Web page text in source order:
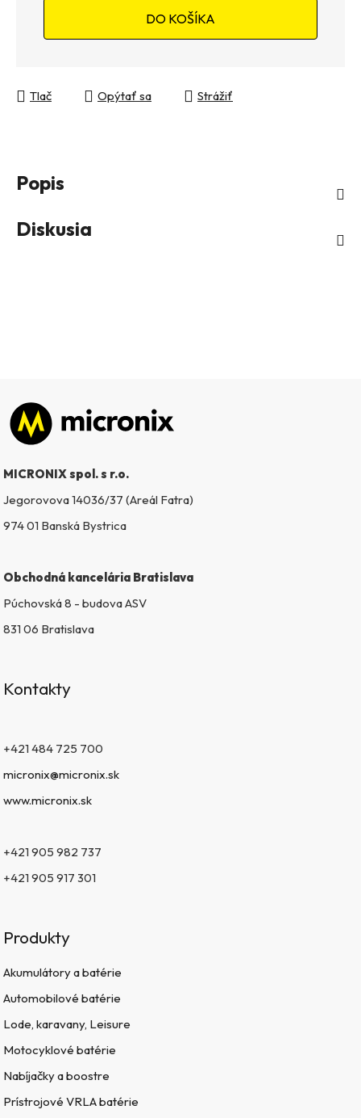
DO KOŠÍKA
Tlač Opýtať sa Strážiť
Popis
Diskusia
Zápätie
MICRONIX spol. s r.o.
Jegorovova 14036/37 (Areál Fatra)
974 01 Banská Bystrica
Obchodná kancelária Bratislava
Púchovská 8 - budova ASV
831 06 Bratislava
Kontakty
+421 484 725 700
micronix@micronix.sk
www.micronix.sk
+421 905 982 737
+421 905 917 301
Produkty
Akumulátory a batérie
Automobilové batérie
Lode, karavany, Leisure
Motocyklové batérie
Nabíjačky a boostre
Prístrojové VRLA batérie